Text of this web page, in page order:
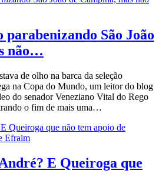
parabenizando São João
não…
de olho na barca da seleção
na Copa do Mundo, um leitor do blog
do senador Veneziano Vital do Rego
o fim de mais uma…
E Queiroga que